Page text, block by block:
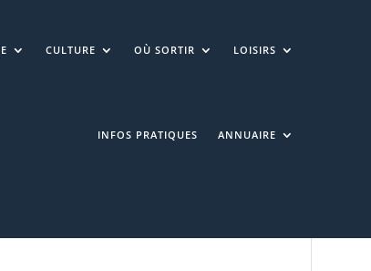
CULTURE OÙ SORTIR LOISIRS
INFOS PRATIQUES ANNUAIRE